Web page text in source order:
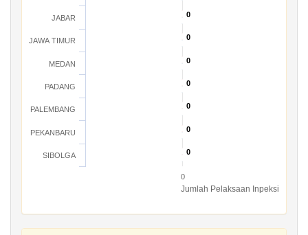
Jumlah Pelaksaan Inpeksi
0
0
0
0
0
0
0
0
0
0
0
0
0
0
JABAR
JAWA TIMUR
MEDAN
PADANG
PALEMBANG
PEKANBARU
SIBOLGA
0